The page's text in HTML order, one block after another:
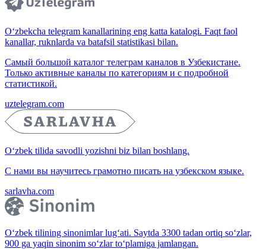
O‘zbekcha telegram kanallarining eng katta katalogi. Faqt faol
kanallar, ruknlarda va batafsil statistikasi bilan.
Самый большой каталог телеграм каналов в Узбекистане.
Только активные каналы по категориям и с подробной
статистикой.
uztelegram.com
O‘zbek tilida savodli yozishni biz bilan boshlang.
С нами вы научитесь грамотно писать на узбекском языке.
sarlavha.com
O‘zbek tilining sinonimlar lug‘ati. Saytda 3300 tadan ortiq so‘zlar,
900 ga yaqin sinonim so‘zlar to‘plamiga jamlangan.